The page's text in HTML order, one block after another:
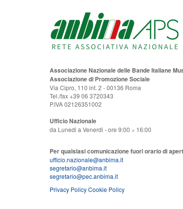
Associazione Nazionale delle Bande Italiane
Associazione di Promozione Sociale
Via Cipro, 110 int. 2 - 00136 Roma
Tel./fax +39 06 3720343
P.IVA 02126351002
Ufficio Nazionale
da Lunedi a Venerdi - ore 9:00 ÷ 16:00
Per qualsiasi comunicazione fuori orario di
ufficio.nazionale@anbima.it
segretario@anbima.it
segretario@pec.anbima.it
Privacy PolicyCookie Policy